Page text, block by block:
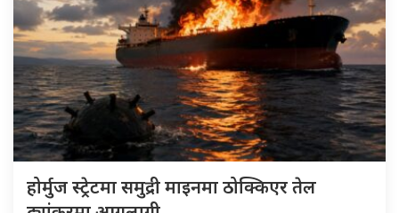
होर्मुज स्ट्रेटमा समुद्री माइनमा ठोक्किएर तेल